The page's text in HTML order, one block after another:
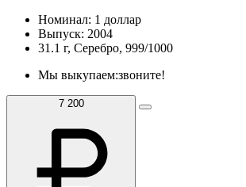
Номинал: 1 доллар
Выпуск: 2004
31.1 г, Серебро, 999/1000
Мы выкупаем:звоните!
7 200